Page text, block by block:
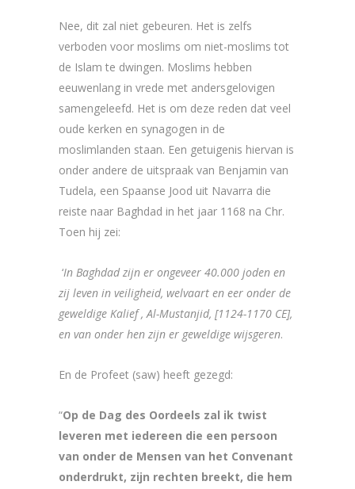
Nee, dit zal niet gebeuren. Het is zelfs
verboden voor moslims om niet-moslims tot
de Islam te dwingen. Moslims hebben
eeuwenlang in vrede met andersgelovigen
samengeleefd. Het is om deze reden dat veel
oude kerken en synagogen in de
moslimlanden staan. Een getuigenis hiervan is
onder andere de uitspraak van Benjamin van
Tudela, een Spaanse Jood uit Navarra die
reiste naar Baghdad in het jaar 1168 na Chr.
Toen hij zei:
‘In Baghdad zijn er ongeveer 40.000 joden en
zij leven in veiligheid, welvaart en eer onder de
geweldige Kalief , Al-Mustanjid, [1124-1170 CE],
en van onder hen zijn er geweldige wijsgeren.
En de Profeet (saw) heeft gezegd:
“Op de Dag des Oordeels zal ik twist
leveren met iedereen die een persoon
van onder de Mensen van het Convenant
onderdrukt, zijn rechten breekt, die hem